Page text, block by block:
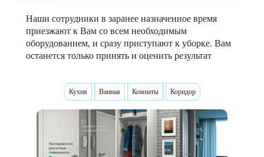
Наши сотрудники в заранее назначенное время
приезжают к Вам со всем необходимым
оборудованием, и сразу приступают к уборке. Вам
останется только принять и оценить результат
Кухня Ванная Комнаты Коридор